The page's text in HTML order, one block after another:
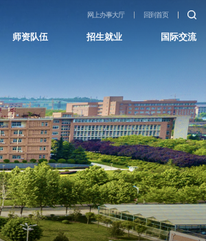
网上办事大厅 回到首页
师资队伍 招生就业 国际交流